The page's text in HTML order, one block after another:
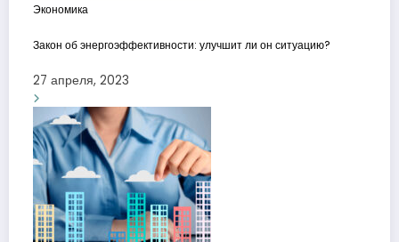
Экономика
Закон об энергоэффективности: улучшит ли он ситуацию?
27 апреля, 2023